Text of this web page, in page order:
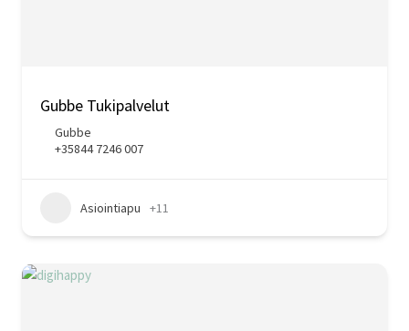
Gubbe Tukipalvelut
Gubbe
+35844 7246 007
Asiointiapu +11